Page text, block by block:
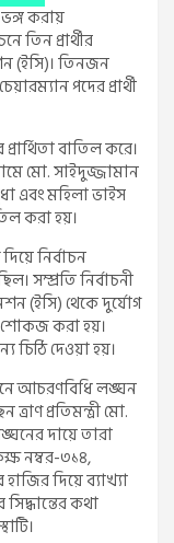
ভঙ্গ করায়
তিন প্রার্থীর
(ইসি)। তিনজন
পদের প্রার্থী
বাতিল করে।
নামে মো. সাইদুজ্জামান
এবং মহিলা ভাইস
করা হয়।
নির্বাচন
সম্প্রতি নির্বাচনী
(ইসি) থেকে দুর্যোগ
শোকজ করা হয়।
চিঠি দেওয়া হয়।
আচরণবিধি লঙ্ঘন
প্রতিমন্ত্রী মো.
দায়ে তারা
নম্বর-৩১৪,
দিয়ে ব্যাখ্যা
সিদ্ধান্তের কথা